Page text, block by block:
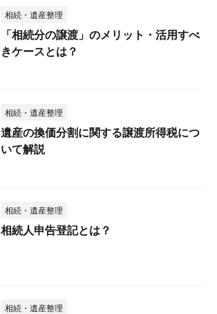
相続・遺産整理
「相続分の譲渡」のメリット・活用すべ
きケースとは？
相続・遺産整理
遺産の換価分割に関する譲渡所得税につ
いて解説
相続・遺産整理
相続人申告登記とは？
相続・遺産整理